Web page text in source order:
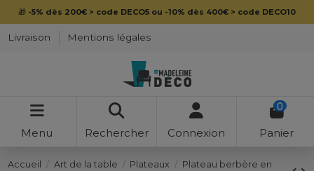
🎁 -5% dès 200€ > code DECO5 ou -10% dès 400€ > code DECO10
Livraison Mentions légales
Menu Rechercher Connexion
0
Panier
Accueil Art de la table Plateaux
Plateau berbère en